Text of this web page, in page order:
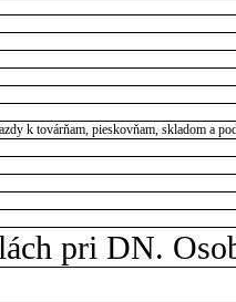
k továrňam, pieskovňam, skladom a
pri DN.